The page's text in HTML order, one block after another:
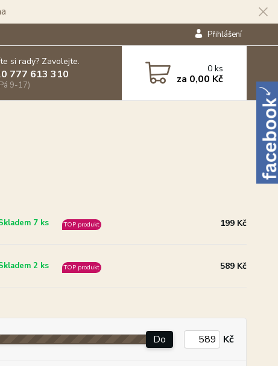
Přihlášení
si rady? Zavolejte.
777 613 310
9-17)
0ks
za 0,00 Kč
7 ks TOP produkt 199 Kč
2 ks TOP produkt 589 Kč
Do Kč